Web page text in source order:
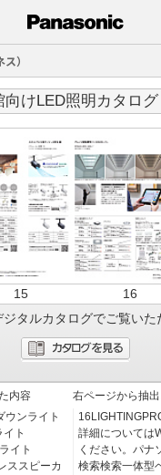
）
けLED照明カタロ
15
16
タルカタログでご覧いた
内容
ウンライト
ト
イト
ススピーカ
右ページから抽
詳細については
ください。パナ
検索検索一体型